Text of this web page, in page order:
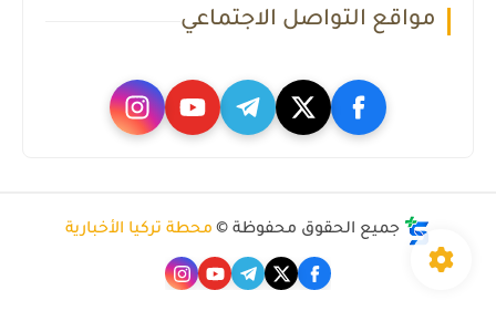
مواقع التواصل الاجتماعي
جميع الحقوق محفوظة © محطة تركيا الأخبارية